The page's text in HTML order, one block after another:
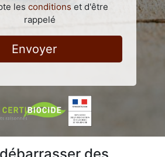
les conditions et d'être
rappelé
Envoyer